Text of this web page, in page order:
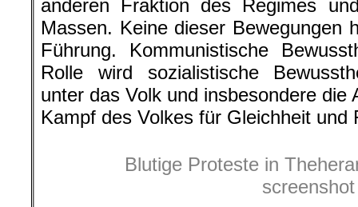
anderen Fraktion des Regimes
Massen. Keine dieser Bewegungen
Führung. Kommunistische
Rolle wird sozialistische
unter das Volk und insbesondere die
Kampf des Volkes für Gleichheit und
Blutige Proteste in
screenshot